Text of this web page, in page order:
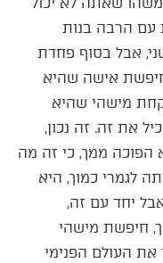
עם הרבה בנות
אבל בסוף פחדת
אישה שהיא
מישהי שהיא
את זה. זה נכון,
הפוכה ממך, כי זה מה
לגמרי כמוך, היא
יחד עם זה,
חיפשת מישהי
העולם הפנימי